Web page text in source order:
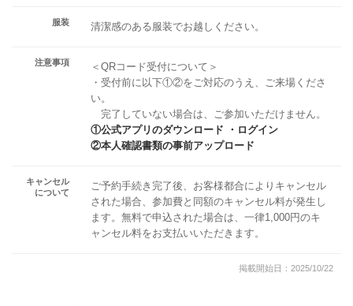
服装 清潔感のある服装でお越しください。
注意事項
＜QRコード受付について＞
・受付前に以下①②をご対応のうえ、ご来場くださ
い。
完了していない場合は、ご参加いただけません。
①公式アプリのダウンロード ・ログイン
②本人確認書類の事前アップロード
キャンセル
について
ご予約手続き完了後、お客様都合によりキャンセル
された場合、参加費と同額のキャンセル料が発生し
ます。無料で申込された場合は、一律1,000円のキ
ャンセル料をお支払いいただきます。
掲載開始日：2025/10/22